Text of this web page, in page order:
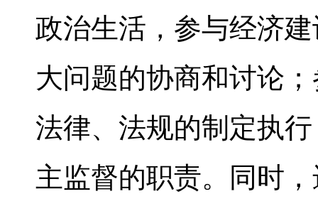
政治生活，参与经济
大问题的协商和讨论
法律、法规的制定执
主监督的职责。同时